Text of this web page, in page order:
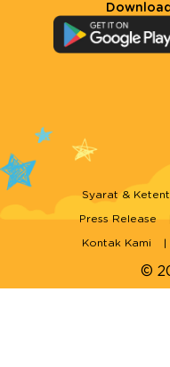
©
Syarat &
Press Release
Kontak Kami